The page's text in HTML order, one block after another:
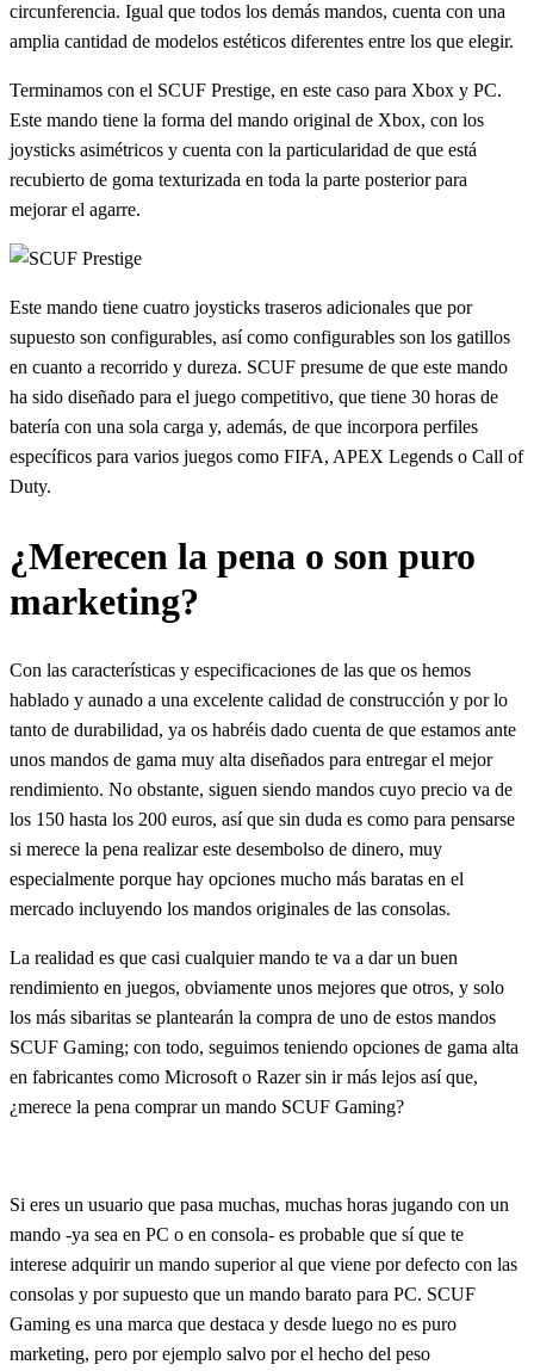
circunferencia. Igual que todos los demás mandos, cuenta con una
amplia cantidad de modelos estéticos diferentes entre los que elegir.
Terminamos con el SCUF Prestige, en este caso para Xbox y PC.
Este mando tiene la forma del mando original de Xbox, con los
joysticks asimétricos y cuenta con la particularidad de que está
recubierto de goma texturizada en toda la parte posterior para
mejorar el agarre.
Este mando tiene cuatro joysticks traseros adicionales que por
supuesto son configurables, así como configurables son los gatillos
en cuanto a recorrido y dureza. SCUF presume de que este mando
ha sido diseñado para el juego competitivo, que tiene 30 horas de
batería con una sola carga y, además, de que incorpora perfiles
específicos para varios juegos como FIFA, APEX Legends o Call of
Duty.
¿Merecen la pena o son puro
marketing?
Con las características y especificaciones de las que os hemos
hablado y aunado a una excelente calidad de construcción y por lo
tanto de durabilidad, ya os habréis dado cuenta de que estamos ante
unos mandos de gama muy alta diseñados para entregar el mejor
rendimiento. No obstante, siguen siendo mandos cuyo precio va de
los 150 hasta los 200 euros, así que sin duda es como para pensarse
si merece la pena realizar este desembolso de dinero, muy
especialmente porque hay opciones mucho más baratas en el
mercado incluyendo los mandos originales de las consolas.
La realidad es que casi cualquier mando te va a dar un buen
rendimiento en juegos, obviamente unos mejores que otros, y solo
los más sibaritas se plantearán la compra de uno de estos mandos
SCUF Gaming; con todo, seguimos teniendo opciones de gama alta
en fabricantes como Microsoft o Razer sin ir más lejos así que,
¿merece la pena comprar un mando SCUF Gaming?
Si eres un usuario que pasa muchas, muchas horas jugando con un
mando -ya sea en PC o en consola- es probable que sí que te
interese adquirir un mando superior al que viene por defecto con las
consolas y por supuesto que un mando barato para PC. SCUF
Gaming es una marca que destaca y desde luego no es puro
marketing, pero por ejemplo salvo por el hecho del peso